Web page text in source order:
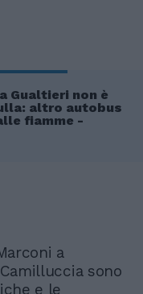
Gualtieri non è
altro autobus
fiamme -
a
sono
e le